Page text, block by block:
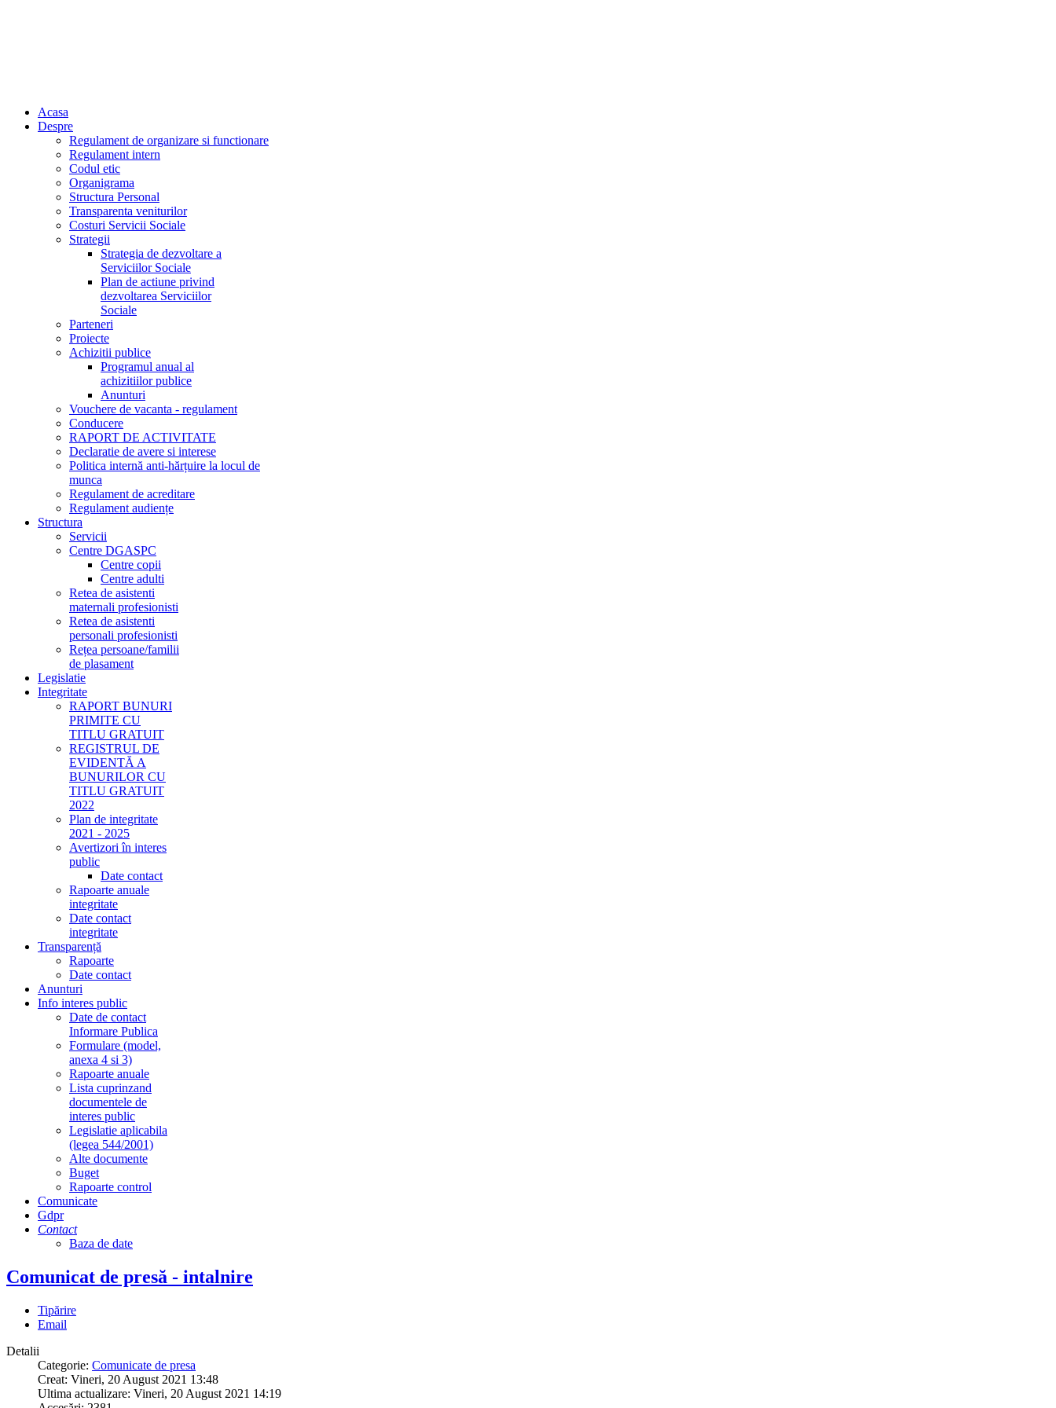
Acasa
Despre
Regulament de organizare si functionare
Regulament intern
Codul etic
Organigrama
Structura Personal
Transparenta veniturilor
Costuri Servicii Sociale
Strategii
Strategia de dezvoltare a
Serviciilor Sociale
Plan de actiune privind
dezvoltarea Serviciilor
Sociale
Parteneri
Proiecte
Achizitii publice
Programul anual al
achizitiilor publice
Anunturi
Vouchere de vacanta - regulament
Conducere
RAPORT DE ACTIVITATE
Declaratie de avere si interese
Politica internă anti-hărțuire la locul de
munca
Regulament de acreditare
Regulament audiențe
Structura
Servicii
Centre DGASPC
Centre copii
Centre adulti
Retea de asistenti
maternali profesionisti
Retea de asistenti
personali profesionisti
Rețea persoane/familii
de plasament
Legislatie
Integritate
RAPORT BUNURI
PRIMITE CU
TITLU GRATUIT
REGISTRUL DE
EVIDENTĂ A
BUNURILOR CU
TITLU GRATUIT
2022
Plan de integritate
2021 - 2025
Avertizori în interes
public
Date contact
Rapoarte anuale
integritate
Date contact
integritate
Transparență
Rapoarte
Date contact
Anunturi
Info interes public
Date de contact
Informare Publica
Formulare (model,
anexa 4 si 3)
Rapoarte anuale
Lista cuprinzand
documentele de
interes public
Legislatie aplicabila
(legea 544/2001)
Alte documente
Buget
Rapoarte control
Comunicate
Gdpr
Contact
Baza de date
Comunicat de presă - intalnire
Tipărire
Email
Detalii
Categorie: Comunicate de presa
Creat: Vineri, 20 August 2021 13:48
Ultima actualizare: Vineri, 20 August 2021 14:19